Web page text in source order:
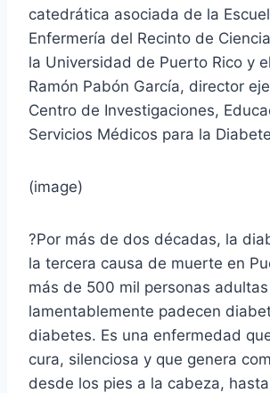
catedrática asociada de la
Enfermería del Recinto de
la Universidad de Puerto Rico y
Ramón Pabón García, director
Centro de Investigaciones,
Servicios Médicos para la
(image)
?Por más de dos décadas, la
la tercera causa de muerte en
más de 500 mil personas adultas
lamentablemente padecen
diabetes. Es una enfermedad
cura, silenciosa y que genera
desde los pies a la cabeza,